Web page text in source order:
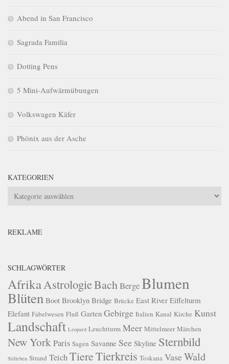
Abend in San Francisco
Sagrada Familia
Dotting Pens
5 Mini-Aufwärmübungen
Volkswagen Käfer
Phönix aus der Asche
KATEGORIEN
Kategorien
REKLAME
SCHLAGWÖRTER
Afrika AstrologieBach BergeBlumen
Blüten Boot Brooklyn Bridge Brücke East River Eiffelturm
Elefant Fabelwesen Fluß Garten Gebirge Italien Kanal Kirche Kunst
Landschaft Leopard Leuchtturm Meer Mittelmeer Märchen
New York Paris Sagen Savanne See Skyline Sternbild
Stilleben Strand Teich TiereTierkreis Toskana VaseWald